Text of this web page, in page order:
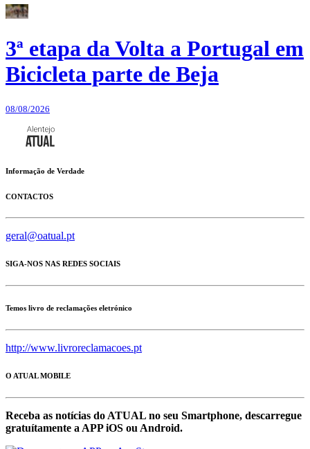
3ª etapa da Volta a Portugal em
Bicicleta parte de Beja
08/08/2026
Informação de Verdade
CONTACTOS
geral@oatual.pt
SIGA-NOS NAS REDES SOCIAIS
Temos livro de reclamações eletrónico
http://www.livroreclamacoes.pt
O ATUAL MOBILE
Receba as notícias do ATUAL no seu Smartphone, descarregue
gratuítamente a APP iOS ou Android.